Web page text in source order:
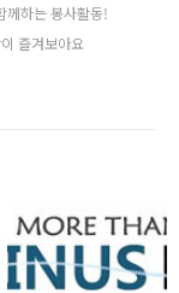
께하는 봉사활동!
즐겨보아요